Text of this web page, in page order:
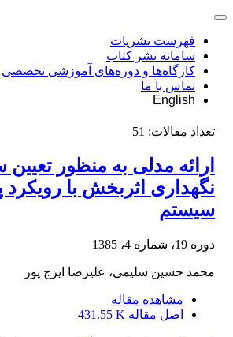
فهرست نشریات
سامانه نشر کتاب
کارگاه‌ها و دوره‌های آموزشی تخصصی
تماس با ما
English
تعداد مقالات: 51
ارائه مدلی به منظور
نگهداری اثربخش با رویکرد
سیستم
دوره 19، شماره 4، 1385
محمد حسین سلیمی، علیرضا ایرج پور
مشاهده مقاله
اصل مقاله 431.55 K